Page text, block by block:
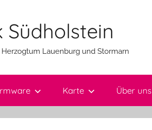
Südholstein
Lauenburg und Stormarn
Karte Über uns